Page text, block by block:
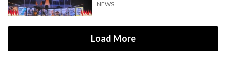
NEWS
Load More